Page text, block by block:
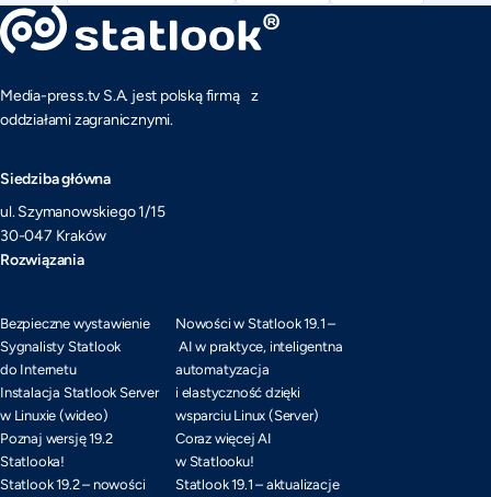
Media-press.tv S.A. jest polską firmą z
oddziałami zagranicznymi.
Siedziba główna
ul. Szymanowskiego 1/15
30-047 Kraków
Rozwiązania
Bezpieczne wystawienie
Sygnalisty Statlook
do Internetu
Instalacja Statlook Server
w Linuxie (wideo)
Poznaj wersję 19.2
Statlooka!
Statlook 19.2 – nowości
Nowości w Statlook 19.1 –
AI w praktyce, inteligentna
automatyzacja
i elastyczność dzięki
wsparciu Linux (Server)
Coraz więcej AI
w Statlooku!
Statlook 19.1 – aktualizacje